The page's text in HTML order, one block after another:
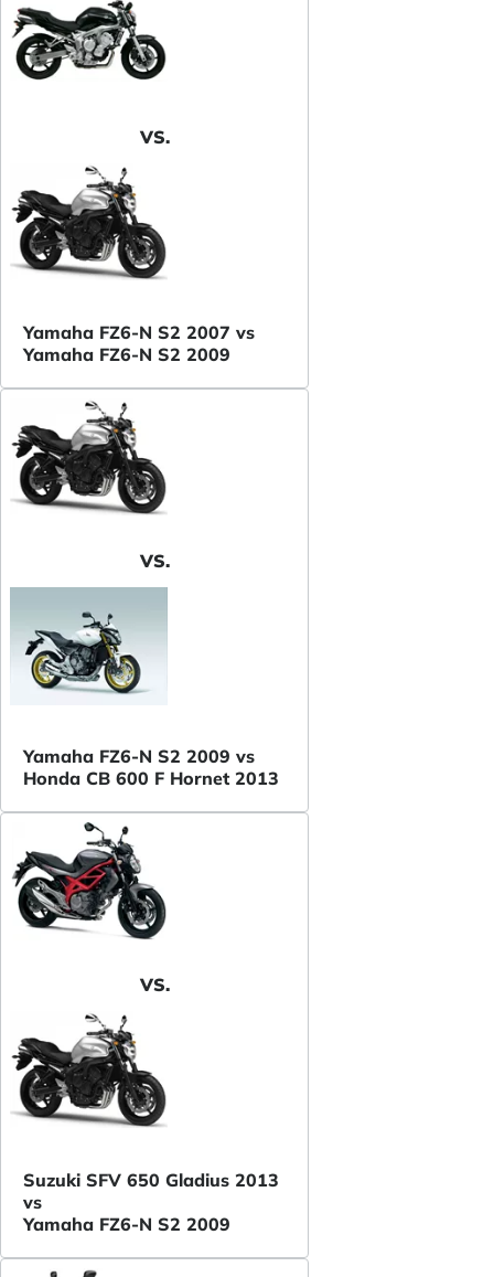
VS.
Yamaha FZ6-N S2 2007 vs
Yamaha FZ6-N S2 2009
VS.
Yamaha FZ6-N S2 2009 vs
Honda CB 600 F Hornet 2013
VS.
Suzuki SFV 650 Gladius 2013
vs
Yamaha FZ6-N S2 2009